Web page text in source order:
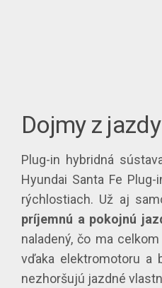
Dojmy z jazdy
Plug-in hybridná
Hyundai Santa Fe
rýchlostiach. Už aj
príjemnú a pokojnú
naladený, čo ma
vďaka elektromotoru a
nezhoršujú jazdné